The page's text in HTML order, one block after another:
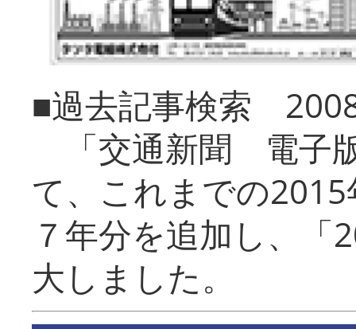
■過去記事検索
「交通新聞 電子
て、これまでの
７年分を追加し、「
大しまし